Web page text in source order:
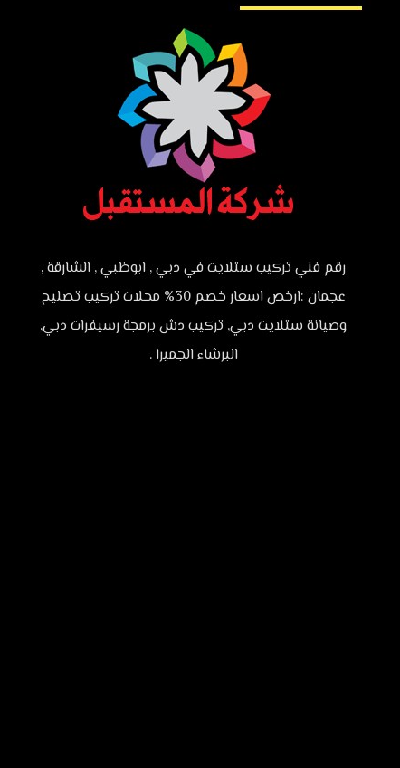
رقم فني تركيب ستلايت في دبي , ابوظبي , الشارقة ,
عجمان :ارخص اسعار خصم 30% محلات تركيب تصليح
وصيانة ستلايت دبي, تركيب دش برمجة رسيفرات دبي,
البرشاء الجميرا .